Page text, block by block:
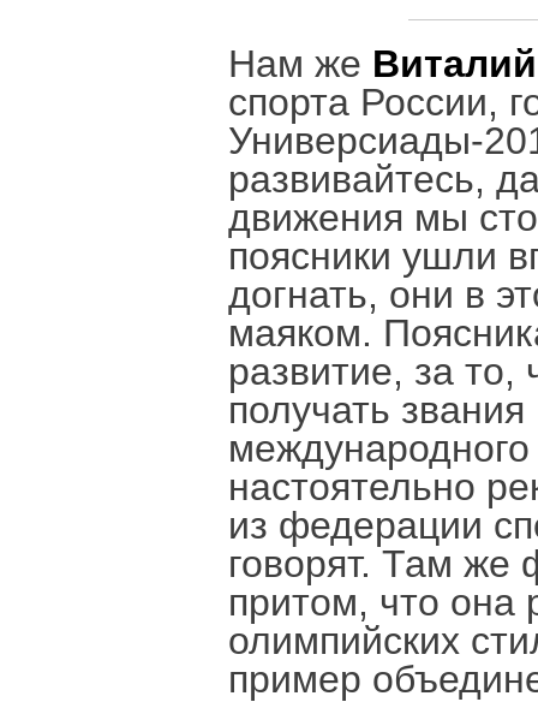
Нам же
спорта России,
Универсиады-
развивайтесь,
движения мы
поясники ушли
догнать, они в
маяком.
развитие, за
получать
настоятельно
из федерации
говорят. Там же
притом, что она
олимпийских
пример